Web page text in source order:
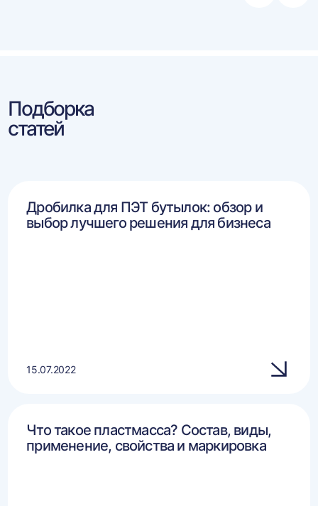
Подборка
статей
Дробилка для ПЭТ бутылок: обзор и
выбор лучшего решения для бизнеса
15.07.2022
Что такое пластмасса? Состав, виды,
применение, свойства и маркировка